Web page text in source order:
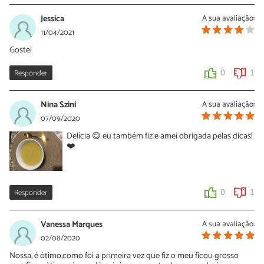
A sua avaliação:
Jessica
11/04/2021
Gostei
Responder 0 1
A sua avaliação:
Nina Szini
07/09/2020
Delícia 😋 eu também fiz e amei obrigada pelas dicas!
❤️
Responder 0 1
A sua avaliação:
Vanessa Marques
02/08/2020
Nossa, é ótimo,como foi a primeira vez que fiz o meu ficou grosso